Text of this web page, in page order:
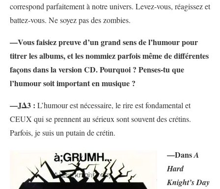
correspond parfaitement à notre univers. Levez-vous, réagissez et
battez-vous. Ne soyez pas des zombies.
—Vous faisiez preuve d’un grand sens de l’humour pour
titrer les albums, et les nommiez parfois même de différentes
façons dans la version CD. Pourquoi ? Penses-tu que
l’humour soit important en musique ?
—JΔ3 : L’humour est nécessaire, le rire est fondamental et
CEUX qui se prennent au sérieux sont souvent des crétins.
Parfois, je suis un putain de crétin.
—DansA
Hard
Knight’s Day